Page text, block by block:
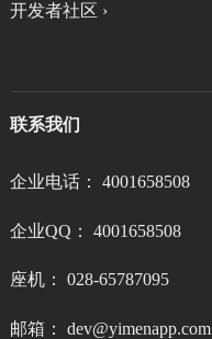
开发者社区 ›
联系我们
企业电话： 4001658508
企业QQ： 4001658508
座机： 028-65787095
邮箱： dev@yimenapp.com